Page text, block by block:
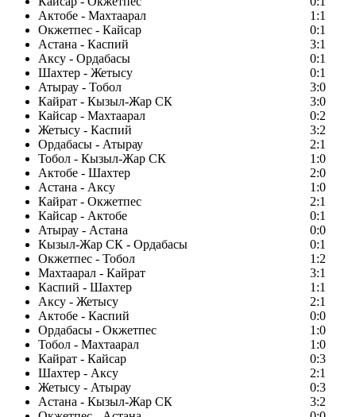
Актобе - Махтаарал
1:1
Окжетпес - Кайсар
0:1
Астана - Каспий
3:1
Аксу - Ордабасы
0:1
Шахтер - Жетысу
0:1
Атырау - Тобол
3:0
Кайрат - Кызыл-Жар СК
3:0
Кайсар - Махтаарал
0:2
Жетысу - Каспий
3:2
Ордабасы - Атырау
2:1
Тобол - Кызыл-Жар СК
1:0
Актобе - Шахтер
2:0
Астана - Аксу
1:0
Кайрат - Окжетпес
2:1
Кайсар - Актобе
0:1
Атырау - Астана
0:0
Кызыл-Жар СК - Ордабасы
0:1
Окжетпес - Тобол
1:2
Махтаарал - Кайрат
3:1
Каспий - Шахтер
1:1
Аксу - Жетысу
2:1
Актобе - Каспий
0:0
Ордабасы - Окжетпес
1:0
Тобол - Махтаарал
1:0
Кайрат - Кайсар
0:3
Шахтер - Аксу
2:1
Жетысу - Атырау
0:3
Астана - Кызыл-Жар СК
3:2